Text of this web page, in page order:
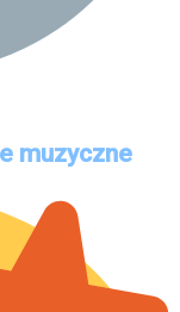
muzyczne